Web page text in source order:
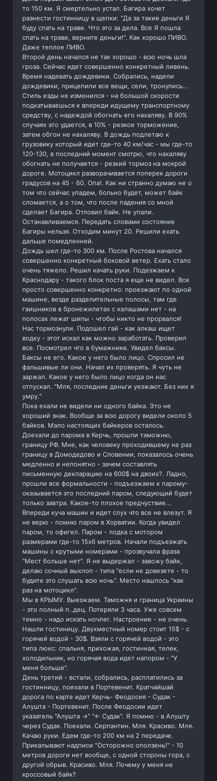
то 150 км. Я смертельно устал. Багира хочет
разнести гостинницу в щепки: "Да за такие деньги Я
буду спать на траве. Что это за дела. Все Я пошла
спать на траве, верните деньги!". Как хорошо ПИВО.
Даже теплое ПИВО.
Второй день начался не так хорошо - всю ночь шла
гроза. Сейчас идет совершенно конкретный ливень.
Время надевать дождевики. Собрались, надели
дождевики, прицепили все вещи, сели, тронулись...
Стиль езды не изменился - на большой скорости
подкатываешься к впереди идущему транспортному
средству, с надеждой обогнать его нахаляву. В 90%
случаях это удается, в 10% - резкое торможение,
затем обгон не нахаляву. В дождь подлетаю к
грузовику который идет где-то 40 км/час - мы где-то
120-130, в последний момент смотрю, что нахаляву
обогнать не получается - резкий тормоз на мокрой
дороге. Мотоцикл разворачивается поперек дороги
градусов на 45 - 60. Опа!. Как ни странно думаю не о
том что сейчас упадем, больно будет, может байк
сломается, а о том, что после падения со мной
сделает Багира. Отловил байк. Не упали.
Останавливаемся. Передать словами состояние
Багиры нельзя. Отходим минут 20. Решили ехать
дальше помедленней.
Дождь шел где-то 300 км. После Ростова начался
совершенно конкретный боковой ветер. Ехать стало
очень тяжело. Решил качать руки. Подезжаем к
Краснодару - такого блок поста я еще не видел. Все
просто совершенно конкретно: проезжают по одной
машине, везде разделительные полосы, там где
гаишников в бронежилетах с калашами нет - на
полосах лежат шипы - чтобы никто не прорвался!
Нас тормознули. Подошел гай - как алкаш ищет
водку - этот искал как можно заработать. Проверил
все. Посмотрел что в бумажнике. Увидел баксы.
Баксы не его. Какое у него было лицо. Спросил не
фальшивые ли они. Начал их проверять. Я чуть не
заржал. Какое у него было лицо когда он нас
отпускал. "Мля, последние деньги уезжают. Без них я
умру."
Пока ехали не видели ни одного байка. Это не
хороший знак. Вообще за всю дорогу видели около 5
байков. Мало настоящих байкеров осталось.
Доехали до парома в Керчь, прошли таможню,
границу РФ. Мне, как человеку проходившему не раз
границу в Домодедово и Словении, показалось очень
медленно и непонятно - зачем составлять
письменную декларацию на 600$ на двоих?. Ладно,
прошли все формальности - подъезжаем к парому-
оказывается это последний паром, следующий будет
только завтра. Какое-то плохое предчуствие...
Впереди куча машин и идет слух что все не влезут. Я
не верю - помню паром в Хорватии. Когда увидел
паром, то офигел. Паром - лодка с мотором
размерами где-то 15х6 метров. Начали подъезжать
машины с крутыми номерами - прозвучала фраза
"Мест больше нет". Я не выдержал - завожу байк,
делаю сочный выхлоп - типа "если не довезете - то
будите это слушать всю ночь". Место нашлось "как
раз на мотоцикл".
Мы в КРЫМУ. Выезжаем. Таможня и граница Украины
- это полный п..дец. Потеряли 3 часа. Уже совсем
темно - надо искать ночлег. Настроение - не очень.
Нашли гостиницу. Двухместный номер стоит 15$ - с
горячей водой - 30$. Взяли с горячей водой - это
типа люкс: спальня, прихожая, гостинная, телек,
холодильник, но горячая вода идет напором - "У
меня больше".
День третий - встали, собрались, расплатились за
гостинницу, поехали в Портевенит. Кратчайшай
дорога по карте идет Керчь- Феодосия - Судак -
Алушта - Портевенит. После Феодосии идет
указатель "Алушта ->" "<- Судак". Я помню - в Алушту
через Судак. Поехали. Серпантин. Мля. Красиво. Мля.
Качаю руки. Едем где-то 200 км на 2 передаче.
Прикалывают надписи "Осторожно оползень!" - 10
метров дороги нет вообще, с одной стороны гора, с
другой обрыв. Красиво. Мля. Почему у меня не
кроссовый байк?